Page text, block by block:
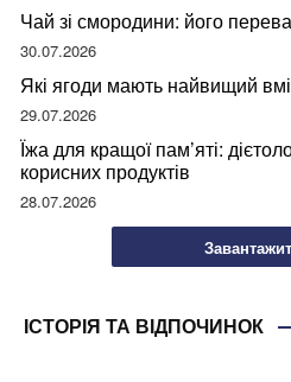
Чай зі смородини: його
30.07.2026
Які ягоди мають найвищий
29.07.2026
Їжа для кращої пам’яті:
корисних продуктів
28.07.2026
ІСТОРІЯ ТА ВІДПОЧИНОК